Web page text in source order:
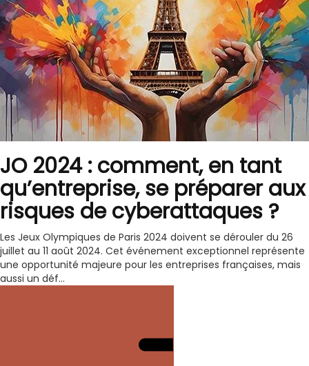
JO 2024 : comment, en tant
qu’entreprise, se préparer aux
risques de cyberattaques ?
Les Jeux Olympiques de Paris 2024 doivent se dérouler du 26
juillet au 11 août 2024. Cet événement exceptionnel représente
une opportunité majeure pour les entreprises françaises, mais
aussi un déf...